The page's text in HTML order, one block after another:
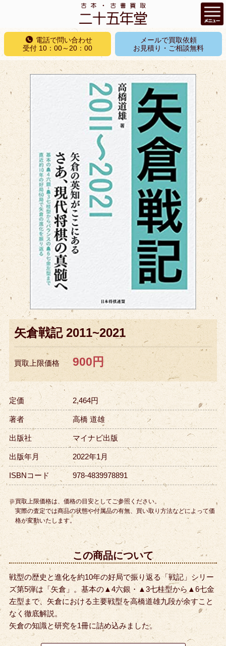
コ
テ
ン
ツ
へ
ス
キ
プ
電話で問い合わせ
受付 10：00～20：00
メールで買取依頼
お見積り・ご相談無料
矢倉戦記 2011~2021
買取上限価格 900円
定価 2,464円
著者 高橋 道雄
出版社 マイナビ出版
出版年月 2022年1月
ISBNコード 978-4839978891
※買取上限価格は、価格の目安としてご参照ください。
実際の査定では商品の状態や付属品の有無、買い取り方法などによって価
格が変動いたします。
この商品について
戦型の歴史と進化を約10年の好局で振り返る「戦記」シリー
ズ第5弾は「矢倉」。 基本の▲4六銀・▲3七桂型から▲6七金
左型まで、矢倉における主要戦型を高橋道雄九段が余すこと
なく徹底解説。
矢倉の知識と研究を1冊に詰め込みました。